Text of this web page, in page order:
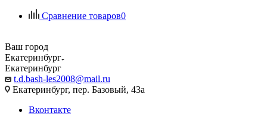
Сравнение товаров0
Ваш город
Екатеринбург
Екатеринбург
t.d.bash-les2008@mail.ru
Екатеринбург, пер. Базовый, 43а
Вконтакте